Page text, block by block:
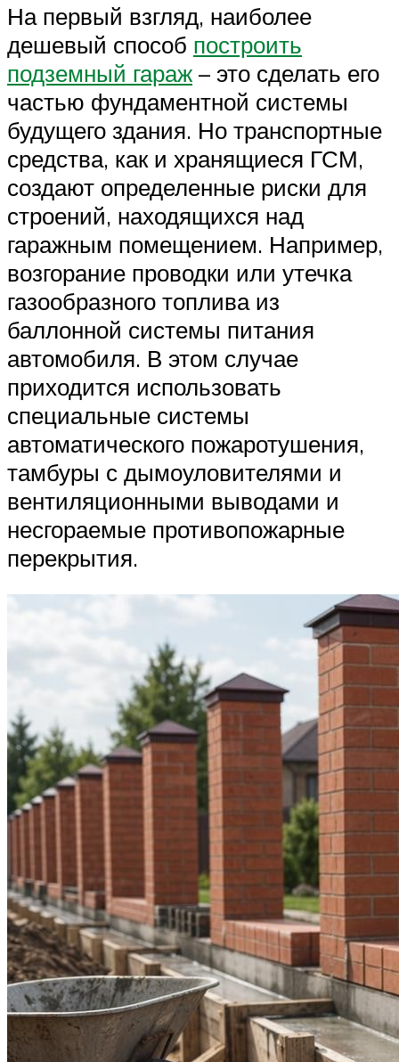
На первый взгляд, наиболее
дешевый способ построить
подземный гараж – это сделать его
частью фундаментной системы
будущего здания. Но транспортные
средства, как и хранящиеся ГСМ,
создают определенные риски для
строений, находящихся над
гаражным помещением. Например,
возгорание проводки или утечка
газообразного топлива из
баллонной системы питания
автомобиля. В этом случае
приходится использовать
специальные системы
автоматического пожаротушения,
тамбуры с дымоуловителями и
вентиляционными выводами и
несгораемые противопожарные
перекрытия.